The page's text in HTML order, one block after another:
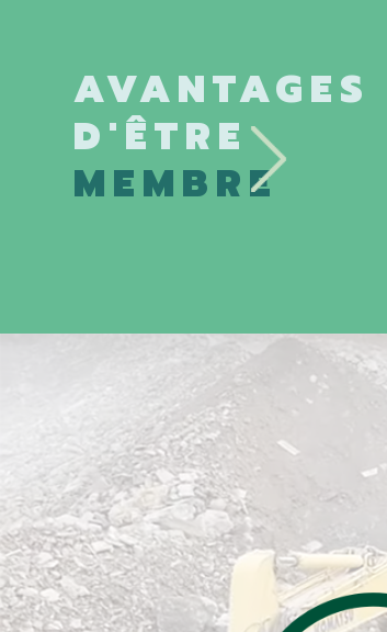
AVANTAGES
D'ÊTRE
MEMBRE